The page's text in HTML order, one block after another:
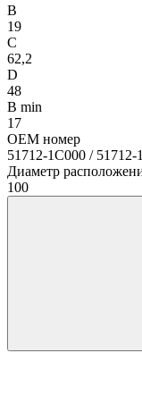
B
19
C
62,2
D
48
B min
17
OEM номер
51712-1C000 / 51712-
Диаметр
100